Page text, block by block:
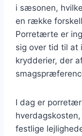
i sæsonen,
en række
Porretærte er
sig over tid til at
krydderier, der
I dag er
festlige